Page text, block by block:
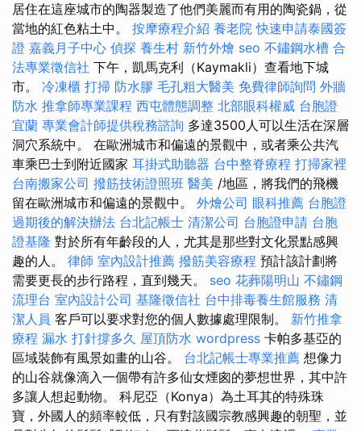
居住在這座城市的陶器製造了他們美麗而有用的陶瓷鍋，從
當地的紅色粘土中。 按摩療程介紹 養老院 快速申請泰國簽
證 嘉義月子中心 偵探 養生村 新竹外燴 seo 不鏽鋼水槽 合
法專業徵信社 下午，凱馬克利（Kaymakli）查看地下城
市。 冷凍櫃 打掃 防水膠 毛孔粗大醫美 免費律師詢問 外牆
防水 推拿師專業課程 西屯體態調整 北部眼科權威 台胞證
宜蘭 專業會計師提供稅務諮詢 多達3500人可以生活在深層
洞穴系統中。 在歐洲城市和偏遠的景觀中，或者乘公共汽
車乘巴士到附近國家 耳掛式助聽器 台中整脊療程 打掃家裡
台南搬家公司 撥筋技術證照班 醫美 /地區，將我們的飛機
留在歐洲城市和偏遠的景觀中。 外燴公司 眼科推薦 台胞證
過期後的解決辦法 台北記帳士 清潔公司 台胞證申請 台胞
證基隆 對於所有年齡段的人，尤其是那些對文化景點感興
趣的人。 律師 室內設計推薦 撥筋美容療程 預計該計劃將
需要更長的步行路程，直到幾天。 seo 花葬陽明山 不鏽鋼
流理台 室內設計公司 基隆徵信社 台中排毒養生館服務 清
潔人員 客戶可以要求對您的個人數據處理限制。 新竹推拿
療程 漏水 打針撐多久 屋頂防水 wordpress 卡帕多基亞的
區域裝飾有風景如畫的山谷。 台北記帳士專業推薦 想像力
的山谷就像滴入一個帶有許多仙女煙囪的夢想世界，其中許
多讓人想起動物。 科尼亞（Konya）為土耳其的特殊珠
寶，外國人的頻率較低，只有對該國宗教感興趣的朝聖，並